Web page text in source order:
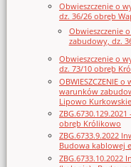
Obwieszczenie o
dz. 36/26 obręb
Obwieszczenie
zabudowy, dz.
Obwieszczenie o
dz. 73/10 obręb
OBWIESZCZENIE
warunków
Lipowo Kurkowskie
obręb Królikowo
ZBG.6733.9.2022
Budowa kablowej
ZBG.6733.10.2022